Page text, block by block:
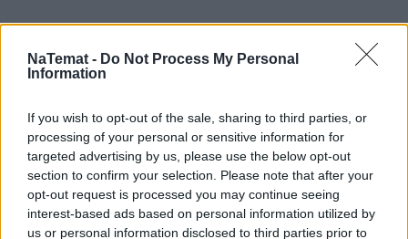
NaTemat - Do Not Process My Personal
Information
If you wish to opt-out of the sale, sharing to third parties, or
processing of your personal or sensitive information for
targeted advertising by us, please use the below opt-out
section to confirm your selection. Please note that after your
opt-out request is processed you may continue seeing
interest-based ads based on personal information utilized by
us or personal information disclosed to third parties prior to